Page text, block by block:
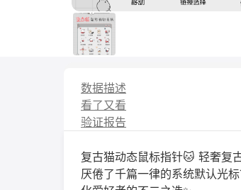
数据描述
看了又看
验证报告
复古猫动态鼠标指针🐱 轻奢复
厌倦了千篇一律的系统默认光